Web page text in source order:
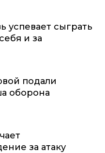
успевает сыграть
и за
подали
оборона
за атаку